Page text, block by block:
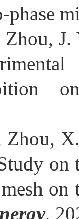
phase
Zhou, J.
Zhou,
on
,